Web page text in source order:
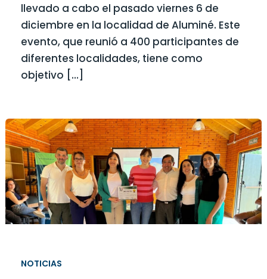
llevado a cabo el pasado viernes 6 de
diciembre en la localidad de Aluminé. Este
evento, que reunió a 400 participantes de
diferentes localidades, tiene como
objetivo […]
NOTICIAS